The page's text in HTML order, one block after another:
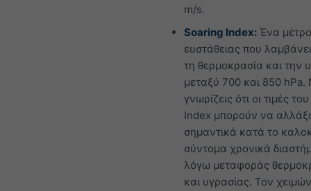
m/s.
Soaring Index: Ένα μέτρο
ευστάθειας που
τη θερμοκρασία και την
μεταξύ 700 και 850 hPa.
γνωρίζεις ότι οι τιμές
Index μπορούν να
σημαντικά κατά το
σύντομα χρονικά
λόγω μεταφοράς
και υγρασίας. Τον